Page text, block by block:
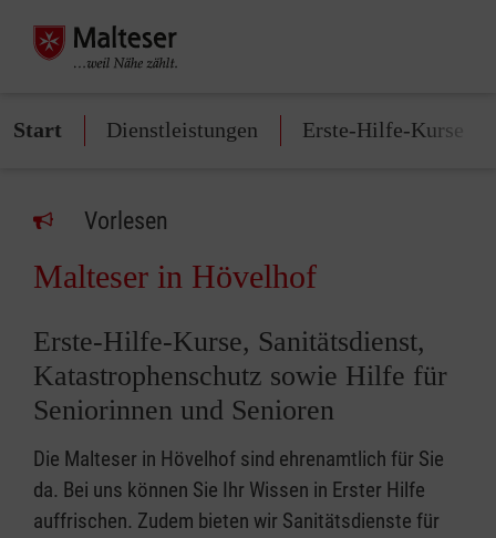
Start Dienstleistungen Erste-Hilfe-Kurse
Vorlesen
Malteser in Hövelhof
Erste-Hilfe-Kurse, Sanitätsdienst,
Katastrophenschutz sowie Hilfe für
Seniorinnen und Senioren
Die Malteser in Hövelhof sind ehrenamtlich für Sie
da. Bei uns können Sie Ihr Wissen in Erster Hilfe
auffrischen. Zudem bieten wir Sanitätsdienste für